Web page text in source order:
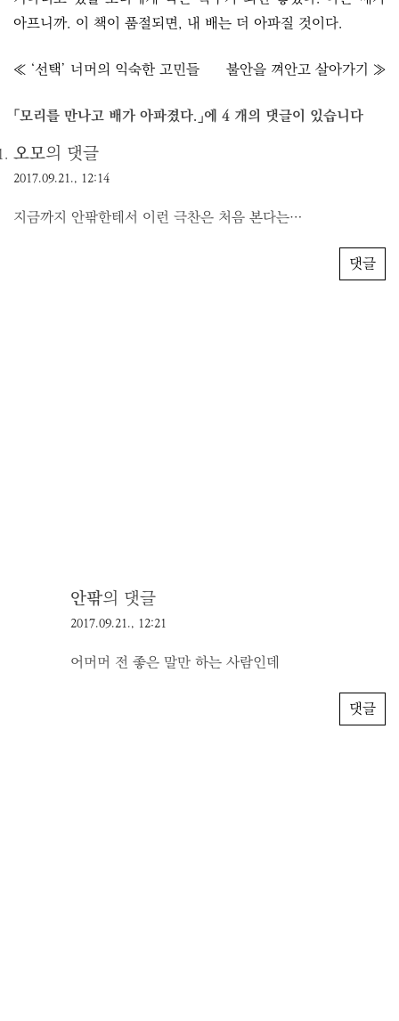
아프니까. 이 책이 품절되면, 내 배는 더 아파질 것이다.
글
비
게
이
션
≪ ‘선택’ 너머의 익숙한 고민들 불안을 껴안고 살아가기 ≫
「모리를 만나고 배가 아파졌다.」에 4 개의 댓글이 있습니다
오모의 댓글
2017.09.21., 12:14
지금까지 안팎한테서 이런 극찬은 처음 본다는…
댓글
안팎의 댓글
2017.09.21., 12:21
어머머 전 좋은 말만 하는 사람인데
댓글